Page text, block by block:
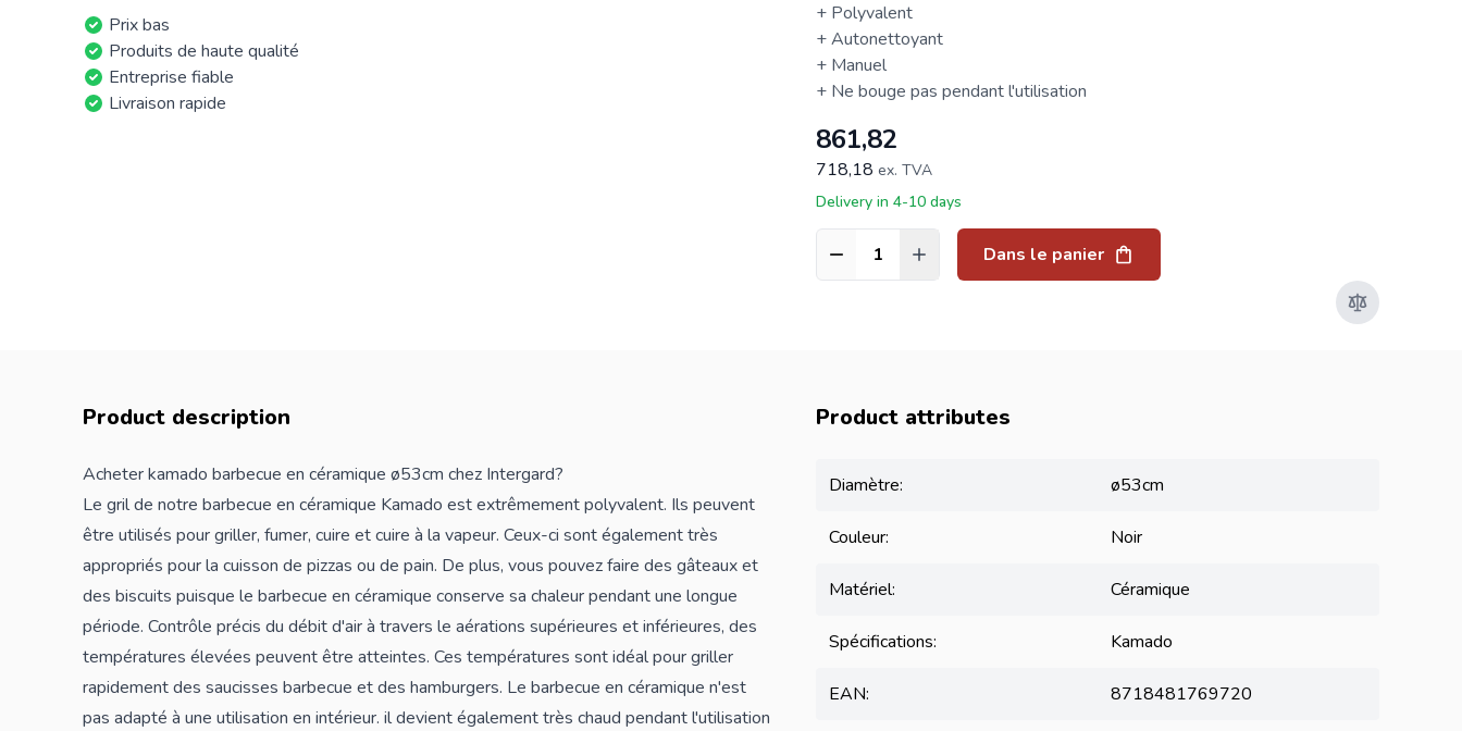
Prix bas
Produits de haute qualité
Entreprise fiable
Livraison rapide
+ Polyvalent
+ Autonettoyant
+ Manuel
+ Ne bouge pas pendant l'utilisation
861,82
718,18 ex. TVA
Delivery in 4-10 days
Quantité Dans le panier
Product description
Acheter kamado barbecue en céramique ø53cm chez Intergard?
Le gril de notre barbecue en céramique Kamado est extrêmement polyvalent. Ils peuvent
être utilisés pour griller, fumer, cuire et cuire à la vapeur. Ceux-ci sont également très
appropriés pour la cuisson de pizzas ou de pain. De plus, vous pouvez faire des gâteaux et
des biscuits puisque le barbecue en céramique conserve sa chaleur pendant une longue
période. Contrôle précis du débit d'air à travers le aérations supérieures et inférieures, des
températures élevées peuvent être atteintes. Ces températures sont idéal pour griller
rapidement des saucisses barbecue et des hamburgers. Le barbecue en céramique n'est
pas adapté à une utilisation en intérieur. il devient également très chaud pendant l'utilisation
Product attributes
Diamètre: ø53cm
Couleur: Noir
Matériel: Céramique
Spécifications: Kamado
EAN: 8718481769720